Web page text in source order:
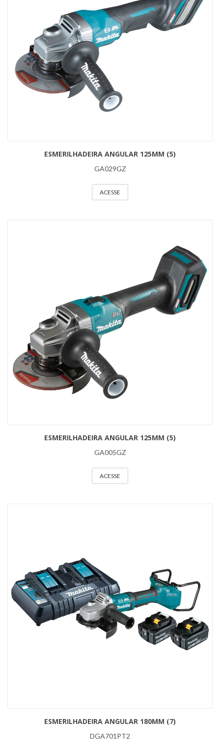
ESMERILHADEIRA ANGULAR 125MM (5)
GA029GZ
ACESSE
ESMERILHADEIRA ANGULAR 125MM (5)
GA005GZ
ACESSE
ESMERILHADEIRA ANGULAR 180MM (7)
DGA701PT2